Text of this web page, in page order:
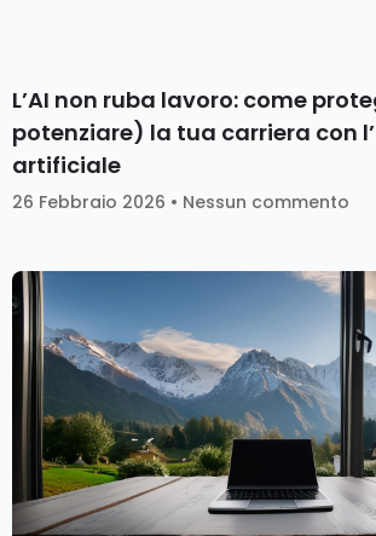
L’AI non ruba lavoro: come
potenziare) la tua carriera con
artificiale
26 Febbraio 2026 Nessun commento